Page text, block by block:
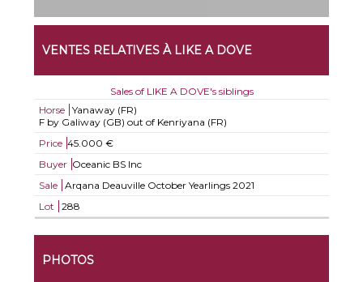
VENTES RELATIVES À LIKE A DOVE
Sales of LIKE A DOVE's siblings
Horse
Yanaway (FR)
F by Galiway (GB) out of Kenriyana (FR)
Price 45.000 €
Buyer Oceanic BS Inc
Sale
Arqana Deauville October Yearlings 2021
Lot
288
PHOTOS